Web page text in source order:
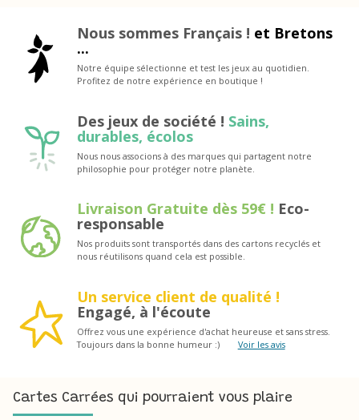
Nous sommes Français ! et Bretons
...
Notre équipe sélectionne et test les jeux au quotidien.
Profitez de notre expérience en boutique !
Des jeux de société ! Sains,
durables, écolos
Nous nous associons à des marques qui partagent notre
philosophie pour protéger notre planète.
Livraison Gratuite dès 59€ ! Eco-
responsable
Nos produits sont transportés dans des cartons recyclés et
nous réutilisons quand cela est possible.
Un service client de qualité !
Engagé, à l'écoute
Offrez vous une expérience d'achat heureuse et sans stress.
Toujours dans la bonne humeur :)
Voir les avis
Cartes Carrées qui pourraient vous plaire